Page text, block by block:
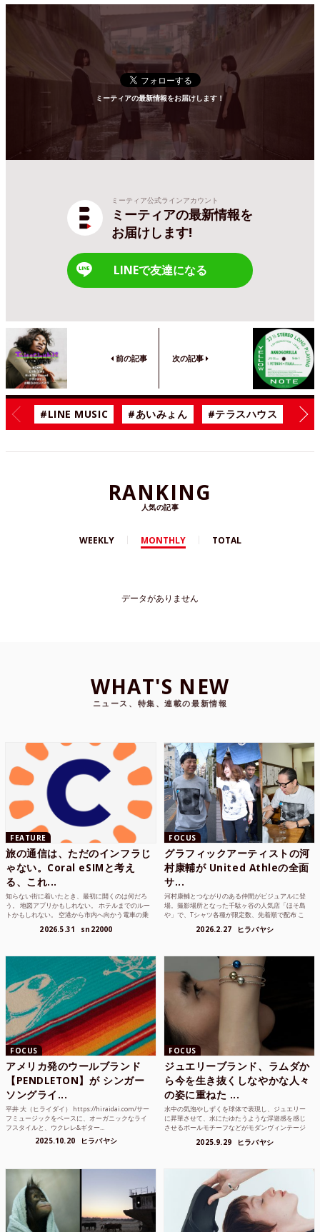
ミーティアの最新情報をお届けします！
ミーティア公式ラインアカウント
ミーティアの最新情報を
お届けします!
LINEで友達になる
前の記事 次の記事
#LINE MUSIC #あいみょん #テラスハウス #漫
RANKING
人気の記事
WEEKLY MONTHLY TOTAL
データがありません
WHAT'S NEW
ニュース、特集、連載の最新情報
FEATURE
旅の通信は、ただのインフラじ
ゃない。Coral eSIMと考え
る、これ...
知らない街に着いたとき、最初に開くのは何だろ
う。 地図アプリかもしれない。 ホテルまでのルー
トかもしれない。 空港から市内へ向かう電車の乗
2026.5.31 sn22000
FOCUS
グラフィックアーティストの河
村康輔が United Athleの全面
サ...
河村康輔とつながりのある仲間がビジュアルに登
場。撮影場所となった千駄ヶ谷の人気店「ほそ島
や」で、Tシャツ各種が限定数、先着順で配布 こ
2026.2.27 ヒラバヤシ
FOCUS
アメリカ発のウールブランド
【PENDLETON】が シンガー
ソングライ...
平井 大（ヒライダイ） https://hiraidai.com/サー
フミュージックをベースに、オーガニックなライ
フスタイルと、ウクレレ&ギター...
2025.10.20 ヒラバヤシ
FOCUS
ジュエリーブランド、ラムダか
ら今を生き抜くしなやかな人々
の姿に重ねた ...
水中の気泡やしずくを球体で表現し、ジュエリー
に昇華させて、水にたゆたうような浮遊感を感じ
させるボールモチーフなどがモダンヴィンテージ
2025.9.29 ヒラバヤシ